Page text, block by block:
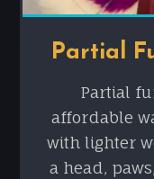
Partial
Partial
affordable
with lighter
a head,